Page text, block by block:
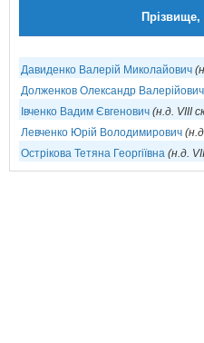
Прізвище,
Давиденко Валерій Миколайович
Долженков Олександр Валерійович
Івченко Вадим Євгенович (н.д. VIII
Левченко Юрій Володимирович
Острікова Тетяна Георгіївна (н.д.